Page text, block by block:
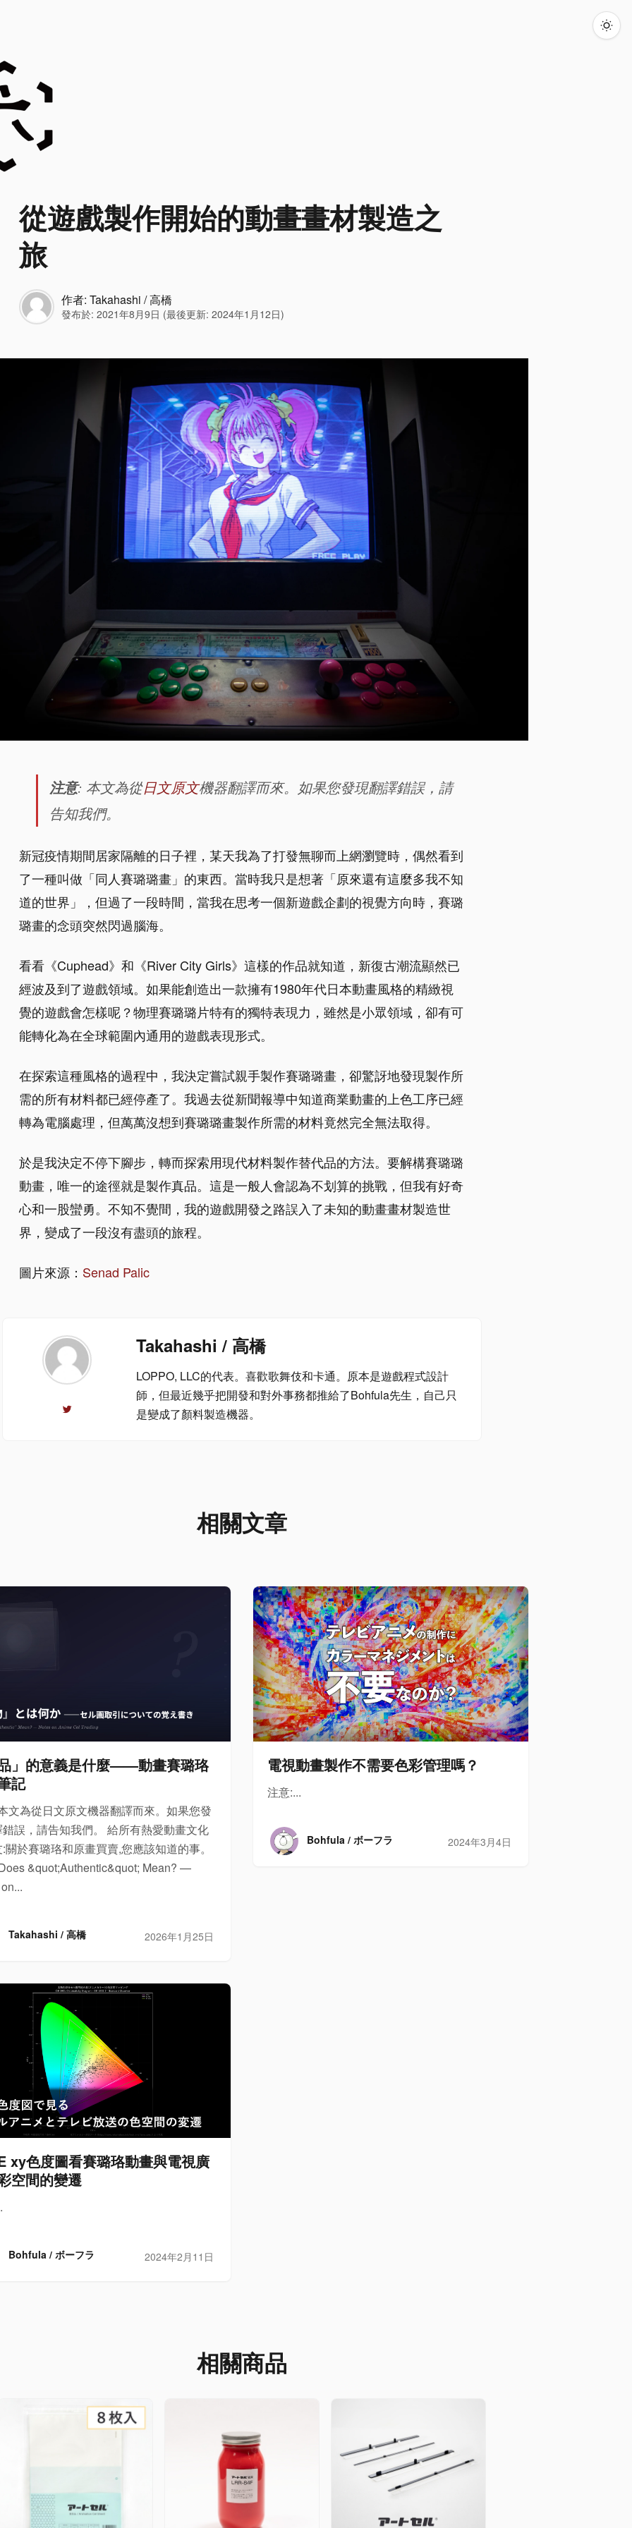
從遊戲製作開始的動畫畫材製造之
旅
作者: Takahashi / 高橋
發布於: 2021年8月9日 (最後更新: 2024年1月12日)
注意: 本文為從日文原文機器翻譯而來。如果您發現翻譯錯誤，請
告知我們。
新冠疫情期間居家隔離的日子裡，某天我為了打發無聊而上網瀏覽時，偶然看到
了一種叫做「同人賽璐璐畫」的東西。當時我只是想著「原來還有這麼多我不知
道的世界」，但過了一段時間，當我在思考一個新遊戲企劃的視覺方向時，賽璐
璐畫的念頭突然閃過腦海。
看看《Cuphead》和《River City Girls》這樣的作品就知道，新復古潮流顯然已
經波及到了遊戲領域。如果能創造出一款擁有1980年代日本動畫風格的精緻視
覺的遊戲會怎樣呢？物理賽璐璐片特有的獨特表現力，雖然是小眾領域，卻有可
能轉化為在全球範圍內通用的遊戲表現形式。
在探索這種風格的過程中，我決定嘗試親手製作賽璐璐畫，卻驚訝地發現製作所
需的所有材料都已經停產了。我過去從新聞報導中知道商業動畫的上色工序已經
轉為電腦處理，但萬萬沒想到賽璐璐畫製作所需的材料竟然完全無法取得。
於是我決定不停下腳步，轉而探索用現代材料製作替代品的方法。要解構賽璐璐
動畫，唯一的途徑就是製作真品。這是一般人會認為不划算的挑戰，但我有好奇
心和一股蠻勇。不知不覺間，我的遊戲開發之路誤入了未知的動畫畫材製造世
界，變成了一段沒有盡頭的旅程。
圖片來源： Senad Palic
Takahashi / 高橋
LOPPO, LLC的代表。喜歡歌舞伎和卡通。原本是遊戲程式設計
師，但最近幾乎把開發和對外事務都推給了Bohfula先生，自己只
是變成了顏料製造機器。
相關文章
」的意義是什麼——動畫賽璐珞
記
文為從日文原文機器翻譯而來。如果您發
誤，請告知我們。 給所有熱愛動畫文化
關於賽璐珞和原畫買賣,您應該知道的事。
&quot;Authentic&quot; Mean? —
Takahashi / 高橋 2026年1月25日
電視動畫製作不需要色彩管理嗎？
注意:...
Bohfula / ボーフラ 2024年3月4日
xy色度圖看賽璐珞動畫與電視廣
空間的變遷
Bohfula / ボーフラ 2024年2月11日
相關商品